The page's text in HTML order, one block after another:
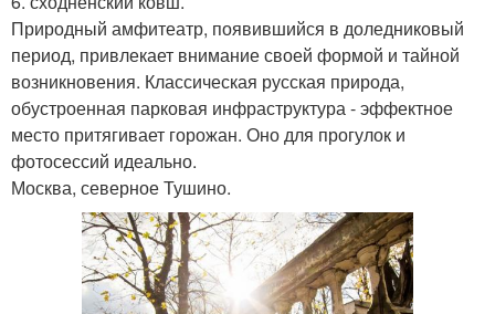
Природный амфитеатр, появившийся в доледниковый
период, привлекает внимание своей формой и тайной
возникновения. Классическая русская природа,
обустроенная парковая инфраструктура - эффектное
место притягивает горожан. Оно для прогулок и
фотосессий идеально.
Москва, северное Тушино.